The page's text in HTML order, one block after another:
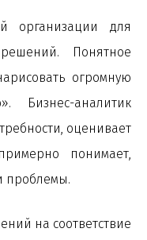
организации для
Понятное
огромную
Бизнес-аналитик
оценивает
понимает,
проблемы.
на соответствие